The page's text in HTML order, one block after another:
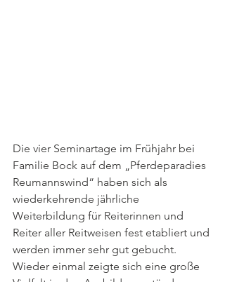
Die vier Seminartage im Frühjahr bei
Familie Bock auf dem „Pferdeparadies
Reumannswind“ haben sich als
wiederkehrende jährliche
Weiterbildung für Reiterinnen und
Reiter aller Reitweisen fest etabliert und
werden immer sehr gut gebucht.
Wieder einmal zeigte sich eine große